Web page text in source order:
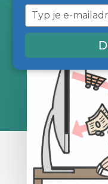
naam
Typ
je
e-